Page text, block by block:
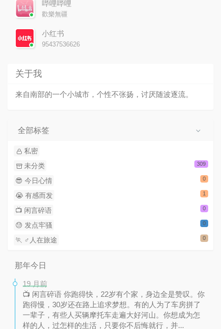
哔哩哔哩
歡樂無疆
小红书
95437536626
关于我
来自南部的一个小城市，个性不张扬，讨厌随波逐流。
全部标签
私密
未分类
309
0
😎 今日心情
1
😭 有感而发
0
📺 闲言碎语
0
😓 发点牢骚
0
🏃 ‍♂️人在旅途
那年今日
19 月前
📺 闲言碎语 你跑得快，22岁有个家，身边全是赞叹。你
跑得慢，30岁还在路上追求梦想。有的人为了车房拼了
一辈子，有些人买辆摩托车走遍大好河山。你想成为怎
样的人，过怎样的生活，只要你不后悔就行，并...